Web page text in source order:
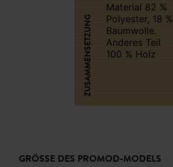
ZUSAMMENSETZUNG
Material 82 %
Polyester, 18 %
Baumwolle.
Anderes Teil
100 % Holz
GRÖSSE DES PROMOD-MODELS